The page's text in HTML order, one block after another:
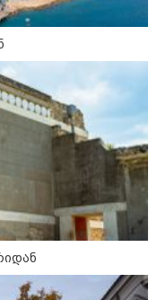
ჩემთვის იყო
ამბობს
წლის ბიჭის დედა
სადაც შვილის
ხმა